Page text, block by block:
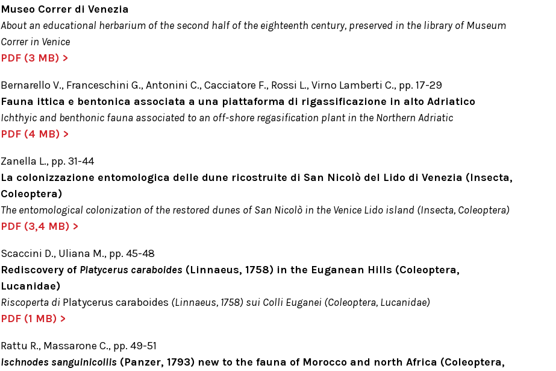
Museo Correr di Venezia
About an educational herbarium of the second half of the eighteenth century, preserved in the library of Museum
Correr in Venice
PDF (3 MB) >
Bernarello V., Franceschini G., Antonini C., Cacciatore F., Rossi L., Virno Lamberti C., pp. 17-29
Fauna ittica e bentonica associata a una piattaforma di rigassificazione in alto Adriatico
Ichthyic and benthonic fauna associated to an off-shore regasification plant in the Northern Adriatic
PDF (4 MB) >
Zanella L., pp. 31-44
La colonizzazione entomologica delle dune ricostruite di San Nicolò del Lido di Venezia (Insecta,
Coleoptera)
The entomological colonization of the restored dunes of San Nicolò in the Venice Lido island (Insecta, Coleoptera)
PDF (3,4 MB) >
Scaccini D., Uliana M., pp. 45-48
Rediscovery of Platycerus caraboides (Linnaeus, 1758) in the Euganean Hills (Coleoptera,
Lucanidae)
Riscoperta di Platycerus caraboides (Linnaeus, 1758) sui Colli Euganei (Coleoptera, Lucanidae)
PDF (1 MB) >
Rattu R., Massarone C., pp. 49-51
Ischnodes sanguinicollis (Panzer, 1793) new to the fauna of Morocco and north Africa (Coleoptera,